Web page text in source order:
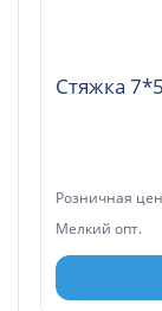
Розничная
Мелкий опт.